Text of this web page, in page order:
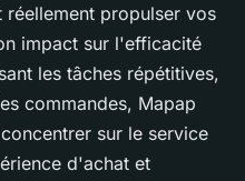
propulser vos
impact sur l'efficacité
les tâches répétitives,
commandes, Mapap
sur le service
d'achat et